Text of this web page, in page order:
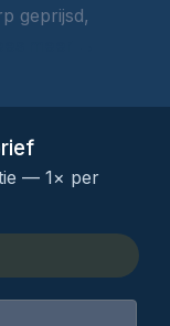
geprijsd,
— 1× per